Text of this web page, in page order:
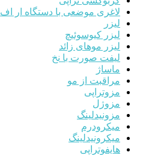
لاغری موضعی با دستگاه ار اف
لیزر
لیزر کیوسوئیچ
لیزر موهای زائد
لیفت صورت با نخ
ماساژ
مراقبت از مو
مزوتراپی
مزوژل
مزونیدلینگ
میکرودرم
میکرونیدلینگ
هایفوتراپی